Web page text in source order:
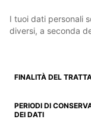
I tuoi dati personali
diversi, a seconda